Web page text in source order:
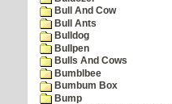
Bull And Cow
Bull Ants
Bulldog
Bullpen
Bulls And Cows
Bumblbee
Bumbum Box
Bump